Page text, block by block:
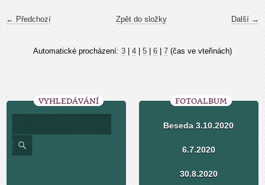
← Předchozí Další →
Zpět do složky
Automatické procházení: 3 4 5 6 7 (čas ve vteřinách)
VYHLEDÁVÁNÍ FOTOALBUM
Beseda 3.10.2020
6.7.2020
30.8.2020